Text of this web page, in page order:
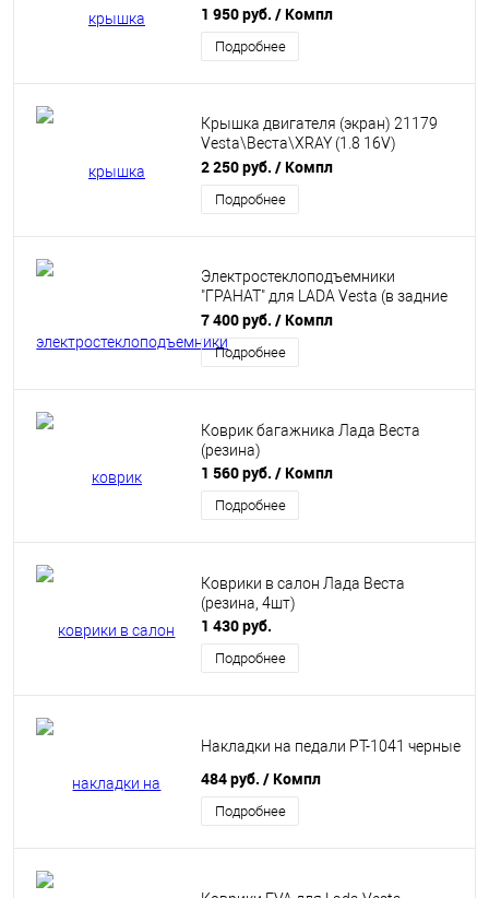
1008650
1 950 руб. / Компл
Подробнее
Крышка двигателя (экран) 21179
Vesta\Веста\XRAY (1.8 16V)
8450020009
2 250 руб. / Компл
Подробнее
Электростеклоподъемники
"ГРАНАТ" для LADA Vesta (в задние
двери)
7 400 руб. / Компл
Подробнее
Коврик багажника Лада Веста
(резина)
1 560 руб. / Компл
Подробнее
Коврики в салон Лада Веста
(резина, 4шт)
1 430 руб.
Подробнее
Накладки на педали РТ-1041 черные
484 руб. / Компл
Подробнее